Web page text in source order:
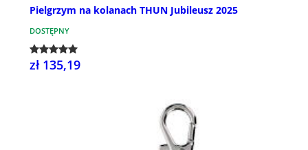
Pielgrzym na kolanach THUN Jubileusz 2025
DOSTĘPNY
zł 135,19